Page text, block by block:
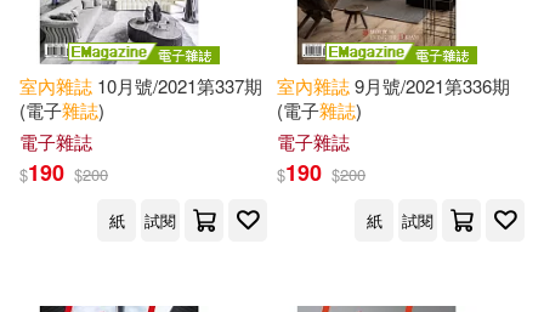
室內雜誌 10月號/2021第337期
(電子雜誌)
電子雜誌
$190 $200
紙
試閱
室內雜誌9月號/2021第336期
(電子雜誌)
電子雜誌
$190 $200
紙
試閱